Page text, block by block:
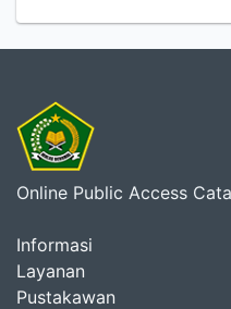
Online Public Access
Informasi
Layanan
Pustakawan